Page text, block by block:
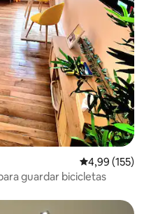
Calificación
4,99 (155)
guardar bicicletas